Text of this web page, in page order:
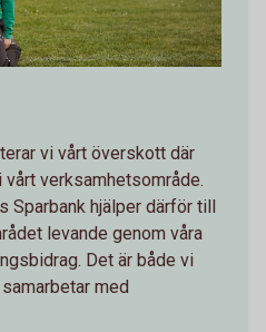
vi vårt överskott där
verksamhetsområde.
Sparbank hjälper därför till
levande genom våra
Det är både vi
med